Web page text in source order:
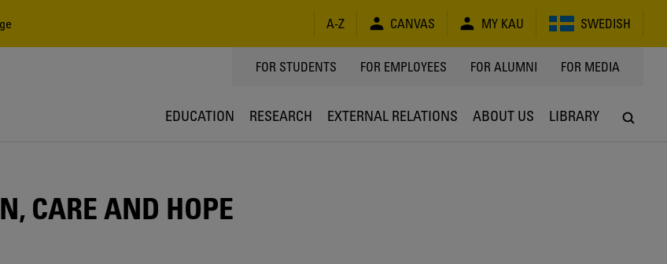
A-Z CANVAS MY KAU SWEDISH
TOPPMENY
FOR STUDENTS FOR EMPLOYEES FOR ALUMNI FOR MEDIA
EDUCATION RESEARCH EXTERNAL RELATIONS ABOUT US LIBRARY
CARE AND HOPE